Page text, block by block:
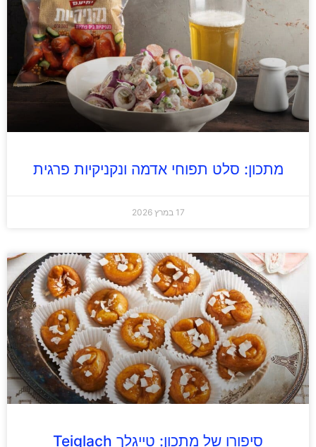
מתכון: סלט תפוחי אדמה ונקניקיות פרגית
17 במרץ 2026
סיפורו של מתכון: טייגלך Teiglach